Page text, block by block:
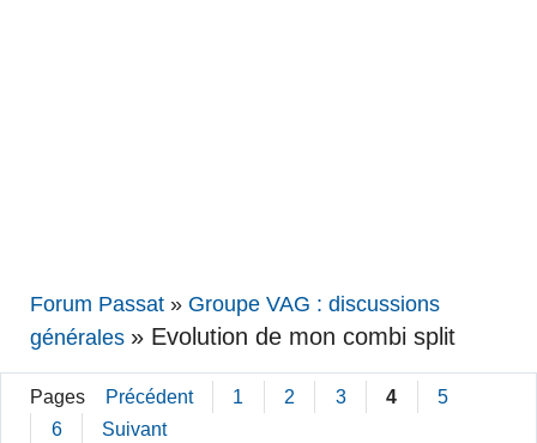
Forum Passat » Groupe VAG : discussions
générales » Evolution de mon combi split
Pages Précédent 1 2 3 4
5
6
Suivant